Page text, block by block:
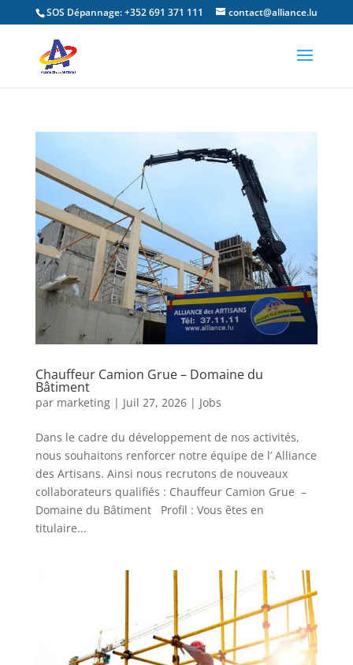
SOS Dépannage: +352 691 371 111 contact@alliance.lu
Chauffeur Camion Grue – Domaine du
Bâtiment
par marketing| Juil 27, 2026| Jobs
Dans le cadre du développement de nos activités,
nous souhaitons renforcer notre équipe de l’ Alliance
des Artisans. Ainsi nous recrutons de nouveaux
collaborateurs qualifiés : Chauffeur Camion Grue –
Domaine du Bâtiment Profil : Vous êtes en
titulaire...